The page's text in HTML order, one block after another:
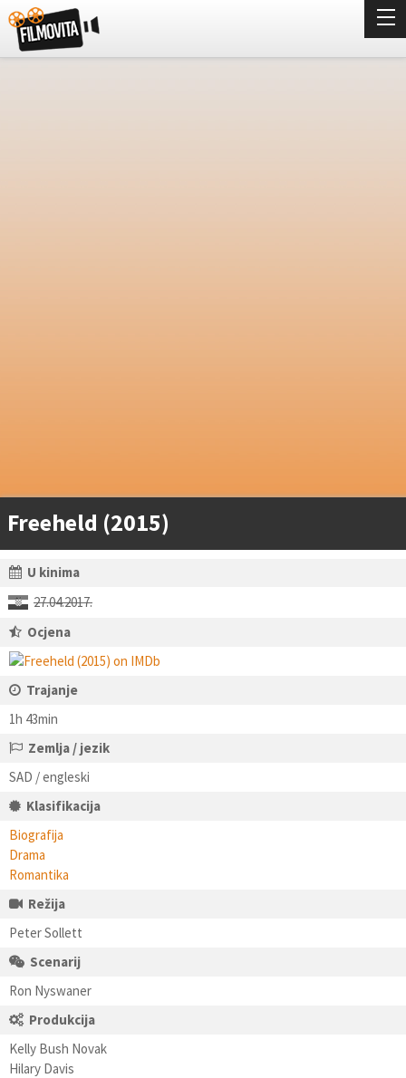
Freeheld (2015)
U kinima
27.04.2017.
Ocjena
Trajanje
1h 43min
Zemlja / jezik
SAD / engleski
Klasifikacija
Biografija
Drama
Romantika
Režija
Peter Sollett
Scenarij
Ron Nyswaner
Produkcija
Kelly Bush Novak
Hilary Davis